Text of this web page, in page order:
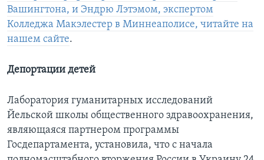
Вашингтона, и Эндрю Лэтэмом, экспертом
Колледжа Макэлестер в Миннеаполисе, читайте на
нашем сайте.
Депортации детей
Лаборатория гуманитарных исследований
Йельской школы общественного здравоохранения,
являющаяся партнером программы
Госдепартамента, установила, что с начала